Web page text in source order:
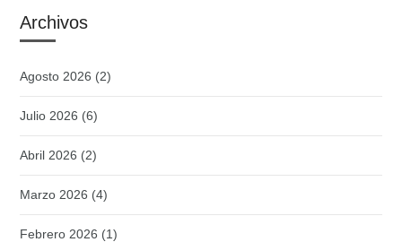
Archivos
Agosto 2026 (2)
Julio 2026 (6)
Abril 2026 (2)
Marzo 2026 (4)
Febrero 2026 (1)